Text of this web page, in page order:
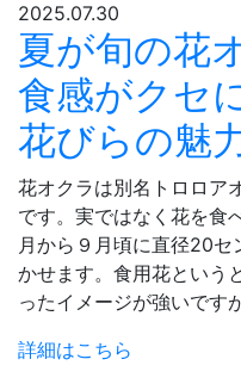
2025.07.30
夏が旬の花
食感がクセ
花びらの魅
花オクラは別名トロロア
です。実ではなく花を食
月から９月頃に直径20
かせます。食用花という
ったイメージが強いです
詳細はこちら